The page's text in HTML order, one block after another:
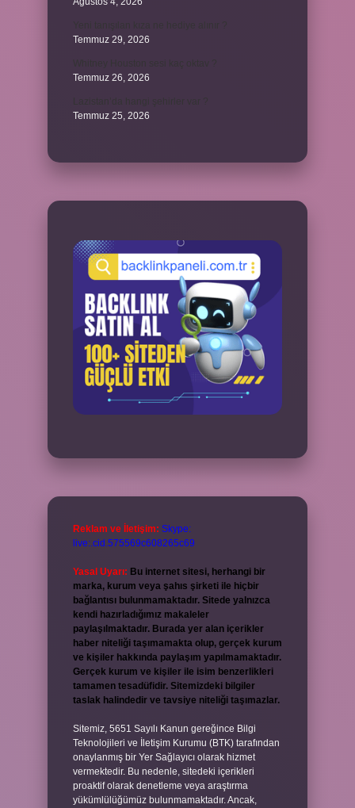
Temmuz 29, 2026
Temmuz 26, 2026
Temmuz 25, 2026
Reklam ve İletişim: Skype:
live:.cid.575569c608265c69
Yasal Uyarı: Bu internet sitesi, herhangi bir
marka, kurum veya şahıs şirketi ile hiçbir
bağlantısı bulunmamaktadır. Sitede yalnızca
kendi hazırladığımız makaleler
paylaşılmaktadır. Burada yer alan içerikler
haber niteliği taşımamakta olup, gerçek kurum
ve kişiler hakkında paylaşım yapılmamaktadır.
Gerçek kurum ve kişiler ile isim benzerlikleri
tamamen tesadüfidir. Sitemizdeki bilgiler
taslak halindedir ve tavsiye niteliği taşımazlar.
Sitemiz, 5651 Sayılı Kanun gereğince Bilgi
Teknolojileri ve İletişim Kurumu (BTK) tarafından
onaylanmış bir Yer Sağlayıcı olarak hizmet
vermektedir. Bu nedenle, sitedeki içerikleri
proaktif olarak denetleme veya araştırma
yükümlülüğümüz bulunmamaktadır. Ancak,